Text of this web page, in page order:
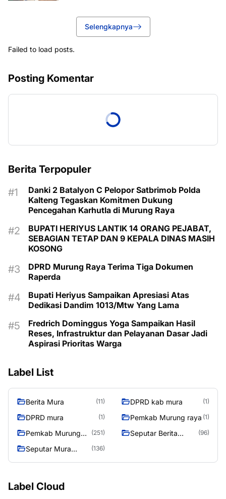
Selengkapnya
Failed to load posts.
Posting Komentar
Berita Terpopuler
Danki 2 Batalyon C Pelopor Satbrimob Polda
Kalteng Tegaskan Komitmen Dukung
Pencegahan Karhutla di Murung Raya
BUPATI HERIYUS LANTIK 14 ORANG PEJABAT,
SEBAGIAN TETAP DAN 9 KEPALA DINAS MASIH
KOSONG
DPRD Murung Raya Terima Tiga Dokumen
Raperda
Bupati Heriyus Sampaikan Apresiasi Atas
Dedikasi Dandim 1013/Mtw Yang Lama
Fredrich Dominggus Yoga Sampaikan Hasil
Reses, Infrastruktur dan Pelayanan Dasar Jadi
Aspirasi Prioritas Warga
Label List
Berita Mura (11) DPRD kab mura (1)
DPRD mura (1) Pemkab Murung raya (1)
Pemkab Murung
(251)
Seputar Berita
(96)
Seputar Mura
(136)
Label Cloud